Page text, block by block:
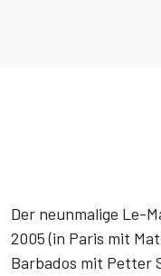
Der neunmalige Le-
2005 (in Paris mit
Barbados mit Petter